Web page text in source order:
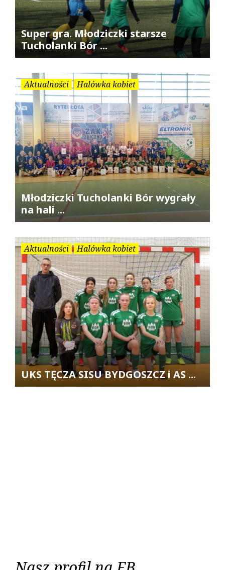
Super gra. Młodziczki starsze
Tucholanki Bór ...
Aktualności Halówka kobiet
Młodziczki Tucholanki Bór wygrały
na hali ...
Aktualności Halówka kobiet
UKS TĘCZA SISU BYDGOSZCZ i AS ...